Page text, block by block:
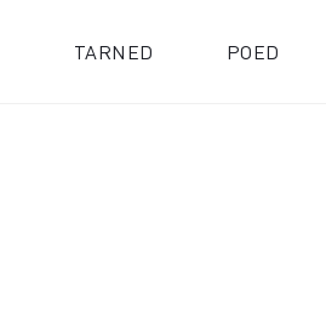
TARNED POED